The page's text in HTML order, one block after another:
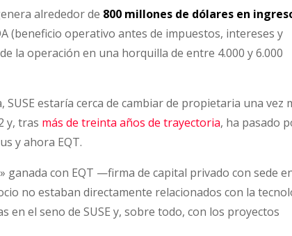
alrededor de 800 millones de dólares en
(beneficio operativo antes de impuestos, intereses y
la operación en una horquilla de entre 4.000 y 6.000
estaría cerca de cambiar de propietaria una vez
y, tras más de treinta años de trayectoria, ha pasado
y ahora EQT.
ganada con EQT —firma de capital privado con sede
no estaban directamente relacionados con la
el seno de SUSE y, sobre todo, con los proyectos